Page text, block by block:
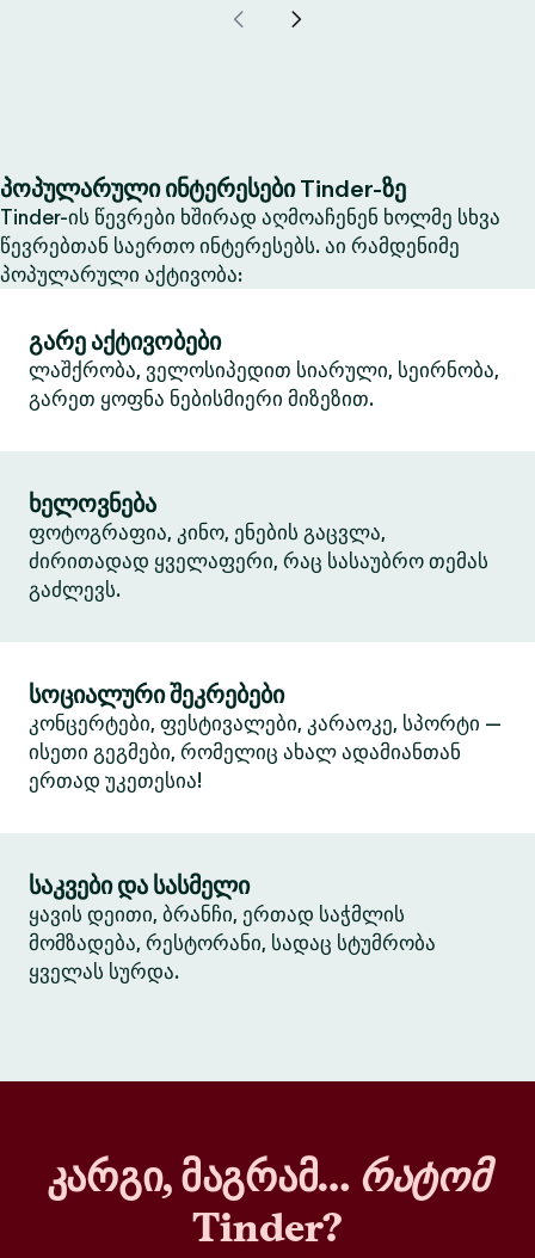
პოპულარული ინტერესები Tinder-ზე
Tinder-ის წევრები ხშირად აღმოაჩენენ ხოლმე სხვა
წევრებთან საერთო ინტერესებს. აი რამდენიმე
პოპულარული აქტივობა:
გარე აქტივობები
ლაშქრობა, ველოსიპედით სიარული, სეირნობა,
გარეთ ყოფნა ნებისმიერი მიზეზით.
ხელოვნება
ფოტოგრაფია, კინო, ენების გაცვლა,
ძირითადად ყველაფერი, რაც სასაუბრო თემას
გაძლევს.
სოციალური შეკრებები
კონცერტები, ფესტივალები, კარაოკე, სპორტი —
ისეთი გეგმები, რომელიც ახალ ადამიანთან
ერთად უკეთესია!
საკვები და სასმელი
ყავის დეითი, ბრანჩი, ერთად საჭმლის
მომზადება, რესტორანი, სადაც სტუმრობა
ყველას სურდა.
კარგი, მაგრამ… რატომ
Tinder?